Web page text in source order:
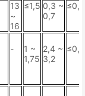
13
~
16
≤1,5 0,3 ~
0,7
≤0,5
-
1 ~
1,75
2,4 ~
3,2